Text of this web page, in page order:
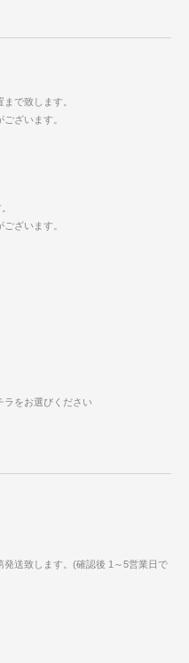
で致します。
ざいます。
ざいます。
ラをお選びください
送致します。(確認後 1～5営業日で